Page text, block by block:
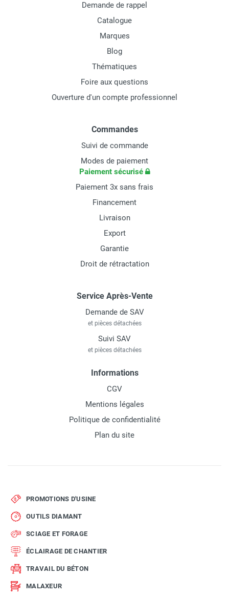
Demande de rappel
Catalogue
Marques
Blog
Thématiques
Foire aux questions
Ouverture d'un compte professionnel
Commandes
Suivi de commande
Modes de paiement
Paiement sécurisé
Paiement 3x sans frais
Financement
Livraison
Export
Garantie
Droit de rétractation
Service Après-Vente
Demande de SAV
et pièces détachées
Suivi SAV
et pièces détachées
Informations
CGV
Mentions légales
Politique de confidentialité
Plan du site
PROMOTIONS D'USINE
OUTILS DIAMANT
SCIAGE ET FORAGE
ÉCLAIRAGE DE CHANTIER
TRAVAIL DU BÉTON
MALAXEUR